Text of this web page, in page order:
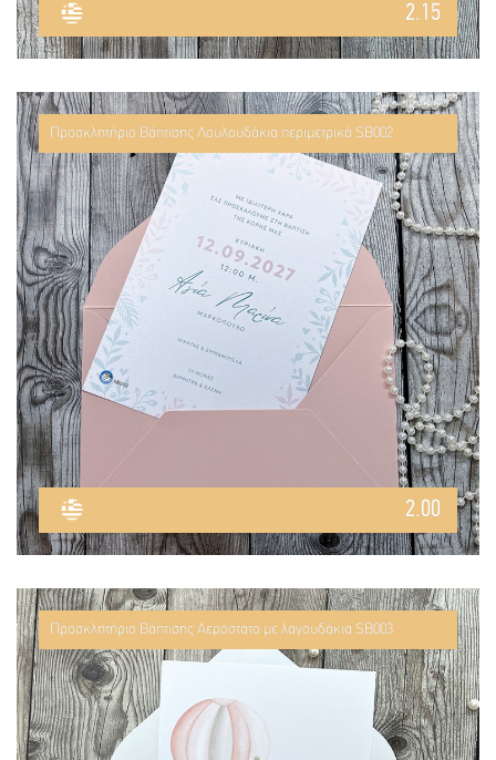
2.15
Προσκλητήριο Βάπτισης Λουλουδάκια περιμετρικά SB002
2.00
Προσκλητήριο Βάπτισης Αερόστατο με λαγουδάκια SB003